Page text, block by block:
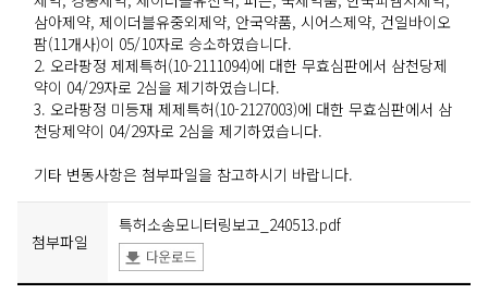
삼아제약, 제이더블유중외제약, 안국약품, 시어스제약, 건일바이오
팜(11개사)이 05/10자로 승소하였습니다.
2. 오라팡정 제제특허(10-2111094)에 대한 무효심판에서 삼천당제
약이 04/29자로 2심을 제기하였습니다.
3. 오라팡정 미등재 제제특허(10-2127003)에 대한 무효심판에서 삼
천당제약이 04/29자로 2심을 제기하였습니다.
기타 변동사항은 첨부파일을 참고하시기 바랍니다.
첨부파일
특허소송모니터링보고_240513.pdf